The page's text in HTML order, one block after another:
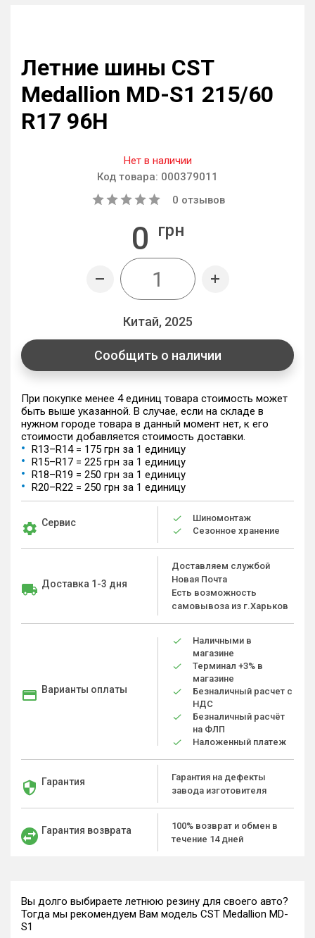
Летние шины CST
Medallion MD-S1 215/60
R17 96H
Нет в наличии
Код товара: 000379011
0 отзывов
0 грн
Китай, 2025
Сообщить о наличии
При покупке менее 4 единиц товара стоимость может
быть выше указанной. В случае, если на складе в
нужном городе товара в данный момент нет, к его
стоимости добавляется стоимость доставки.
R13–R14 = 175 грн за 1 единицу
R15–R17 = 225 грн за 1 единицу
R18–R19 = 250 грн за 1 единицу
R20–R22 = 250 грн за 1 единицу
Сервис
Шиномонтаж
Сезонное хранение
Доставка 1-3 дня
Доставляем службой
Новая Почта
Есть возможность
самовывоза из г.Харьков
Варианты оплаты
Наличными в
магазине
Терминал +3% в
магазине
Безналичный расчет с
НДС
Безналичный расчёт
на ФЛП
Наложенный платеж
Гарантия
Гарантия на дефекты
завода изготовителя
Гарантия возврата
100% возврат и обмен в
течение 14 дней
Вы долго выбираете летнюю резину для своего авто?
Тогда мы рекомендуем Вам модель CST Medallion MD-
S1